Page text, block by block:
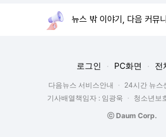
뉴스 밖 이야기, 다음 커뮤
로그인 PC화면 전
다음뉴스 서비스안내 24시간 뉴스
기사배열책임자 : 임광욱
청소년보
ⓒ Daum Corp.